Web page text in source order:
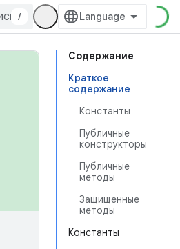
/
Содержание
Краткое
содержание
Константы
Публичные
конструкторы
Публичные
методы
Защищенные
методы
Константы